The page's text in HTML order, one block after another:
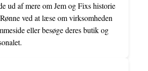
ud af mere om Jem og Fixs historie
ved at læse om virksomheden
eller besøge deres butik og